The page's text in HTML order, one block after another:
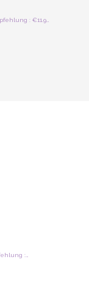
Unverbindliche Preisempfehlung : €0.00/Stück